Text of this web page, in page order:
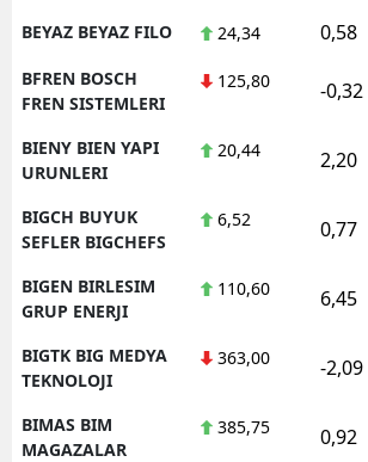
BEYAZ BEYAZ FILO 24,34 0,58
BFREN BOSCH
FREN SISTEMLERI
125,80 -0,32
BIENY BIEN YAPI
URUNLERI
20,44 2,20
BIGCH BUYUK
SEFLER BIGCHEFS
6,52 0,77
BIGEN BIRLESIM
GRUP ENERJI
110,60 6,45
BIGTK BIG MEDYA
TEKNOLOJI
363,00 -2,09
BIMAS BIM
MAGAZALAR
385,75 0,92